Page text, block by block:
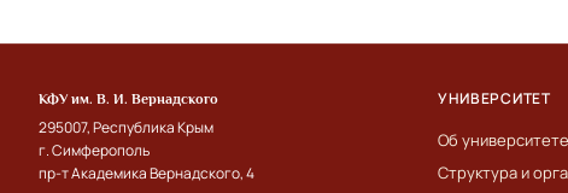
КФУ им. В. И. Вернадского
295007, Республика Крым
г. Симферополь
пр-т Академика Вернадского, 4
УНИВЕРСИТЕТ
Об университете
Структура и